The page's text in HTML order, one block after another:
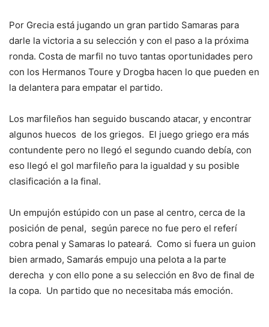
Por Grecia está jugando un gran partido Samaras para
darle la victoria a su selección y con el paso a la próxima
ronda. Costa de marfil no tuvo tantas oportunidades pero
con los Hermanos Toure y Drogba hacen lo que pueden en
la delantera para empatar el partido.
Los marfileños han seguido buscando atacar, y encontrar
algunos huecos de los griegos. El juego griego era más
contundente pero no llegó el segundo cuando debía, con
eso llegó el gol marfileño para la igualdad y su posible
clasificación a la final.
Un empujón estúpido con un pase al centro, cerca de la
posición de penal, según parece no fue pero el referí
cobra penal y Samaras lo pateará. Como si fuera un guion
bien armado, Samarás empujo una pelota a la parte
derecha y con ello pone a su selección en 8vo de final de
la copa. Un partido que no necesitaba más emoción.